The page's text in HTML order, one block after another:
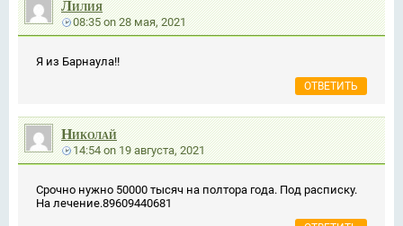
Лилия
08:35on28 мая, 2021
Я из Барнаула!!
ОТВЕТИТЬ
Николай
14:54on19 августа, 2021
Срочно нужно 50000 тысяч на полтора года. Под расписку.
На лечение.89609440681